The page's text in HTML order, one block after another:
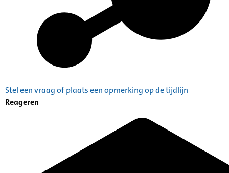
Stel een vraag of plaats een opmerking op de tijdlijn
Reageren